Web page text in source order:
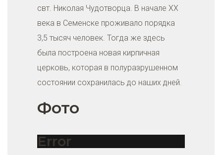
свт. Николая Чудотворца. В начале XX
века в Семенске проживало порядка
3,5 тысяч человек. Тогда же здесь
была построена новая кирпичная
церковь, которая в полуразрушенном
состоянии сохранилась до наших дней.
Фото
Error